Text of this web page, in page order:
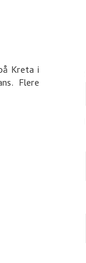
Kreta i
Flere